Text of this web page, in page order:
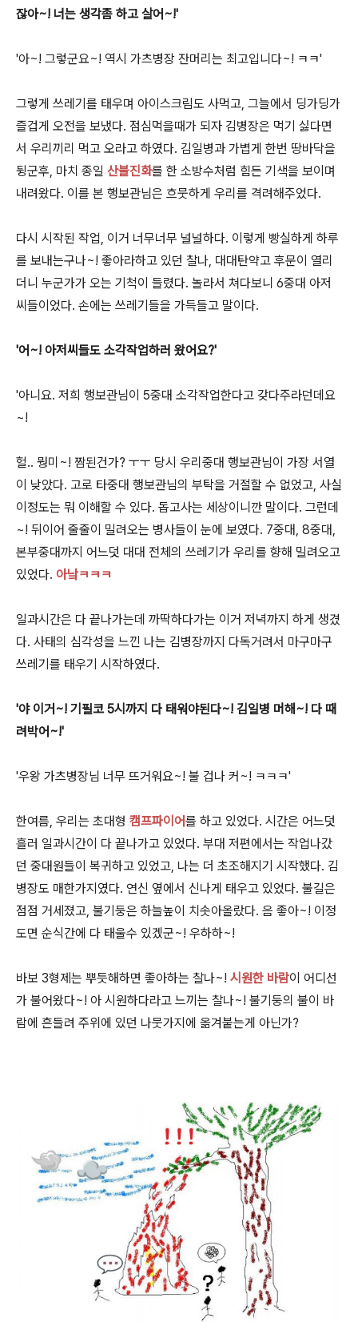
잖아~! 너는 생각좀 하고 살어~!'
'아~! 그렇군요~! 역시 가츠병장 잔머리는 최고입니다~! ㅋㅋ'
그렇게 쓰레기를 태우며 아이스크림도 사먹고, 그늘에서 딩가딩가
즐겁게 오전을 보냈다. 점심먹을때가 되자 김병장은 먹기 싫다면
서 우리끼리 먹고 오라고 하였다. 김일병과 가볍게 한번 땅바닥을
뒹군후, 마치 종일 산불진화를 한 소방수처럼 힘든 기색을 보이며
내려왔다. 이를 본 행보관님은 흐뭇하게 우리를 격려해주었다.
다시 시작된 작업, 이거 너무너무 널널하다. 이렇게 빵실하게 하루
를 보내는구나~! 좋아라하고 있던 찰나, 대대탄약고 후문이 열리
더니 누군가가 오는 기척이 들렸다. 놀라서 쳐다보니 6중대 아저
씨들이었다. 손에는 쓰레기들을 가득들고 말이다.
'어~! 아저씨들도 소각작업하러 왔어요?'
'아니요. 저희 행보관님이 5중대 소각작업한다고 갖다주라던데요
~!
헐.. 뭥미~! 짬된건가? ㅜㅜ 당시 우리중대 행보관님이 가장 서열
이 낮았다. 고로 타중대 행보관님의 부탁을 거절할 수 없었고, 사실
이정도는 뭐 이해할 수 있다. 돕고사는 세상이니깐 말이다. 그런데
~! 뒤이어 줄줄이 밀려오는 병사들이 눈에 보였다. 7중대, 8중대,
본부중대까지 어느덧 대대 전체의 쓰레기가 우리를 향해 밀려오고
있었다. 아낰ㅋㅋㅋ
일과시간은 다 끝나가는데 까딱하다가는 이거 저녁까지 하게 생겼
다. 사태의 심각성을 느낀 나는 김병장까지 다독거려서 마구마구
쓰레기를 태우기 시작하였다.
'야 이거~! 기필코 5시까지 다 태워야된다~! 김일병 머해~! 다 때
려박어~!'
'우왕 가츠병장님 너무 뜨거워요~! 불 겁나 커~! ㅋㅋㅋ'
한여름, 우리는 초대형 캠프파이어를 하고 있었다. 시간은 어느덧
흘러 일과시간이 다 끝나가고 있었다. 부대 저편에서는 작업나갔
던 중대원들이 복귀하고 있었고, 나는 더 초조해지기 시작했다. 김
병장도 매한가지였다. 연신 옆에서 신나게 태우고 있었다. 불길은
점점 거세졌고, 불기둥은 하늘높이 치솟아올랐다. 음 좋아~! 이정
도면 순식간에 다 태울수 있겠군~! 우하하~!
바보 3형제는 뿌듯해하면 좋아하는 찰나~! 시원한 바람이 어디선
가 불어왔다~! 아 시원하다라고 느끼는 찰나~! 불기둥의 불이 바
람에 흔들려 주위에 있던 나뭇가지에 옮겨붙는게 아닌가?